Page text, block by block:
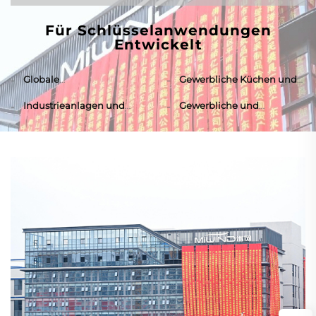
Für Schlüsselanwendungen
Entwickelt
Globale
Markenpartnerschaften
Gewerbliche Küchen und
HLK-Systeme
Industrieanlagen und
Lagerhallen
Gewerbliche und
Einzelhandelseingänge